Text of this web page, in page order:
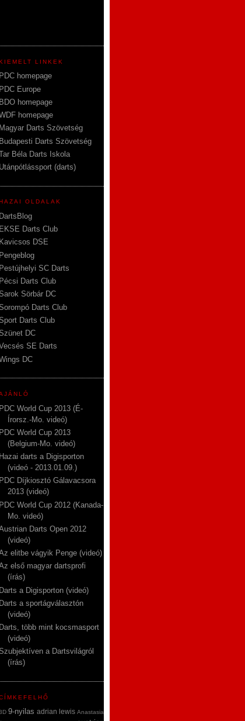
LINKEK
PDC homepage
PDC Europe
BDO homepage
homepage
Magyar Darts Szövetség
Budapesti Darts Szövetség
Béla Darts Iskola
Utánpótlássport (darts)
HAZAI OLDALAK
DartsBlog
EKSE Darts Club
Kavicsos DSE
Pengeblog
Pestújhelyi SC Darts
Pécsi Darts Club
Sörbár DC
Darts Club
Darts Club
DC
SE Darts
DC
PDC World Cup 2013 (É-
Írorsz.-Mo. videó)
PDC World Cup 2013
(Belgium-Mo. videó)
Hazai darts a Digisporton
(videó - 2013.01.09.)
PDC Díjkiosztó Gálavacsora
2013 (videó)
PDC World Cup 2012 (Kanada-
Mo. videó)
Darts Open 2012
(videó)
elitbe vágyik Penge (videó)
első magyar dartsprofi
(írás)
Darts a Digisporton (videó)
Darts a sportágválasztón
(videó)
Darts, több mint kocsmasport
(videó)
a Dartsvilágról
(írás)
9-nyilas adrian lewis Anastasia